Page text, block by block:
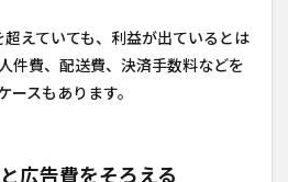
えていても、利益が出ているとは
件費、配送費、決済手数料などを
ースもあります。
広告費をそろえる